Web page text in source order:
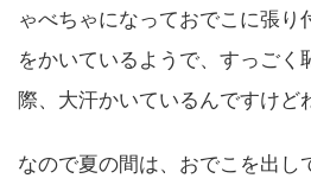
ゃべちゃになっておでこに張り
をかいているようで、すっごく
際、大汗かいているんですけど
なので夏の間は、おでこを出し